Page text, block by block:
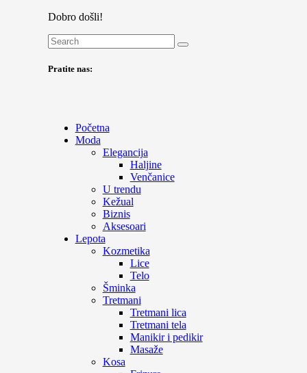
Dobro došli!
Pratite nas:
Početna
Moda
Elegancija
Haljine
Venčanice
U trendu
Kežual
Biznis
Aksesoari
Lepota
Kozmetika
Lice
Telo
Šminka
Tretmani
Tretmani lica
Tretmani tela
Manikir i pedikir
Masaže
Kosa